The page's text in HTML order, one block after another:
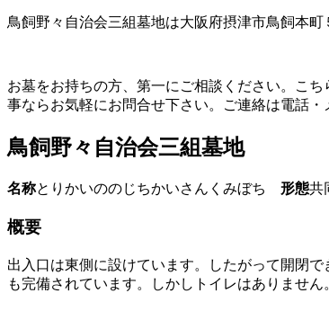
鳥飼野々自治会三組墓地は大阪府摂津市鳥飼本
お墓をお持ちの方、第一にご相談ください。こ
事ならお気軽にお問合せ下さい。ご連絡は電話・
鳥飼野々自治会三組墓地
名称とりかいののじちかいさんくみぼち 形態共
概要
出入口は東側に設けています。したがって開閉
も完備されています。しかしトイレはありませ